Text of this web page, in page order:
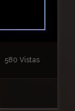
580 Vistas